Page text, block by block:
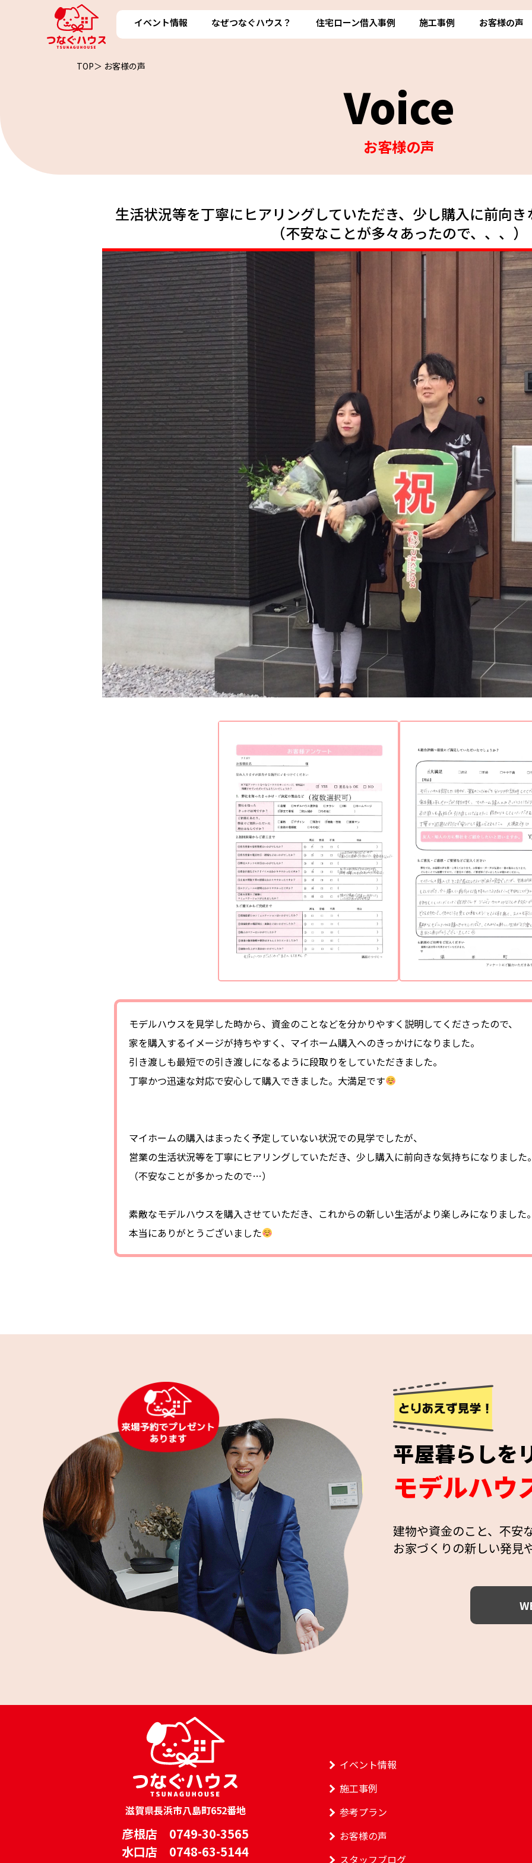
イベント情報 なぜつなぐハウス？ 住宅ローン借入事例 施工事例 お客様の声
TOP＞ お客様の声
Voice
お客様の声
生活状況等を丁寧にヒアリングしていただき、少し購入に前向
（不安なことが多々あったので、、、）
モデルハウスを見学した時から、資金のことなどを分かりやすく説明してくださったので、
家を購入するイメージが持ちやすく、マイホーム購入へのきっかけになりました。
引き渡しも最短での引き渡しになるように段取りをしていただきました。
丁寧かつ迅速な対応で安心して購入できました。大満足です
マイホームの購入はまったく予定していない状況での見学でしたが、
営業の生活状況等を丁寧にヒアリングしていただき、少し購入に前向きな気持ちになりました
（不安なことが多かったので…）
素敵なモデルハウスを購入させていただき、これからの新しい生活がより楽しみになりました
本当にありがとうございました
平屋暮らしを
モデルハウ
建物や資金のこと、不安
お家づくりの新しい発見
滋賀県長浜市八島町652番地
彦根店 0749-30-3565
水口店 0748-63-5144
イベント情報
施工事例
参考プラン
お客様の声
スタッフブログ